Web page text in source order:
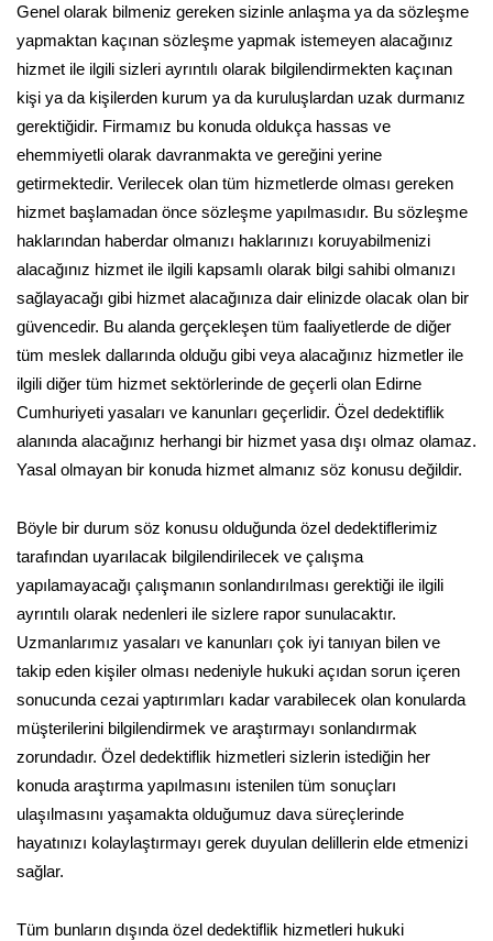
Genel olarak bilmeniz gereken sizinle anlaşma ya da sözleşme
yapmaktan kaçınan sözleşme yapmak istemeyen alacağınız
hizmet ile ilgili sizleri ayrıntılı olarak bilgilendirmekten kaçınan
kişi ya da kişilerden kurum ya da kuruluşlardan uzak durmanız
gerektiğidir. Firmamız bu konuda oldukça hassas ve
ehemmiyetli olarak davranmakta ve gereğini yerine
getirmektedir. Verilecek olan tüm hizmetlerde olması gereken
hizmet başlamadan önce sözleşme yapılmasıdır. Bu sözleşme
haklarından haberdar olmanızı haklarınızı koruyabilmenizi
alacağınız hizmet ile ilgili kapsamlı olarak bilgi sahibi olmanızı
sağlayacağı gibi hizmet alacağınıza dair elinizde olacak olan bir
güvencedir. Bu alanda gerçekleşen tüm faaliyetlerde de diğer
tüm meslek dallarında olduğu gibi veya alacağınız hizmetler ile
ilgili diğer tüm hizmet sektörlerinde de geçerli olan Edirne
Cumhuriyeti yasaları ve kanunları geçerlidir. Özel dedektiflik
alanında alacağınız herhangi bir hizmet yasa dışı olmaz olamaz.
Yasal olmayan bir konuda hizmet almanız söz konusu değildir.
Böyle bir durum söz konusu olduğunda özel dedektiflerimiz
tarafından uyarılacak bilgilendirilecek ve çalışma
yapılamayacağı çalışmanın sonlandırılması gerektiği ile ilgili
ayrıntılı olarak nedenleri ile sizlere rapor sunulacaktır.
Uzmanlarımız yasaları ve kanunları çok iyi tanıyan bilen ve
takip eden kişiler olması nedeniyle hukuki açıdan sorun içeren
sonucunda cezai yaptırımları kadar varabilecek olan konularda
müşterilerini bilgilendirmek ve araştırmayı sonlandırmak
zorundadır. Özel dedektiflik hizmetleri sizlerin istediğin her
konuda araştırma yapılmasını istenilen tüm sonuçları
ulaşılmasını yaşamakta olduğumuz dava süreçlerinde
hayatınızı kolaylaştırmayı gerek duyulan delillerin elde etmenizi
sağlar.
Tüm bunların dışında özel dedektiflik hizmetleri hukuki